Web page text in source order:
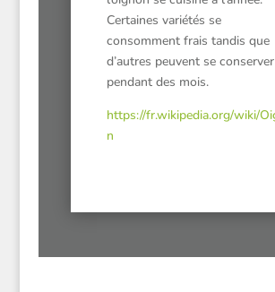
Certaines variétés se
consomment frais tandis que
d’autres peuvent se conserver
pendant des mois.
https://fr.wikipedia.org/wiki/
n